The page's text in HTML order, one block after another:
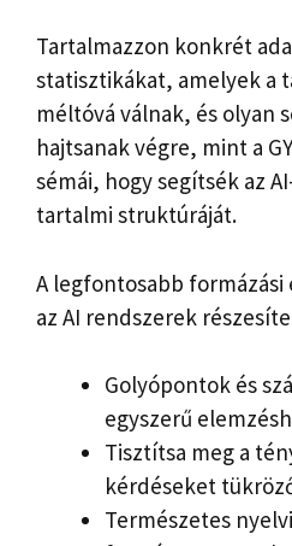
Tartalmazzon konkrét
statisztikákat, amelyek a
méltóvá válnak, és olyan
hajtsanak végre, mint a
sémái, hogy segítsék az
tartalmi struktúráját.
A legfontosabb
az AI rendszerek
Golyópontok és
egyszerű
Tisztítsa meg a
kérdéseket
Természetes